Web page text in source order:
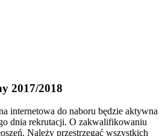
2017/2018
internetowa do naboru będzie aktywna
dnia rekrutacji. O zakwalifikowaniu
Należy przestrzegać wszystkich